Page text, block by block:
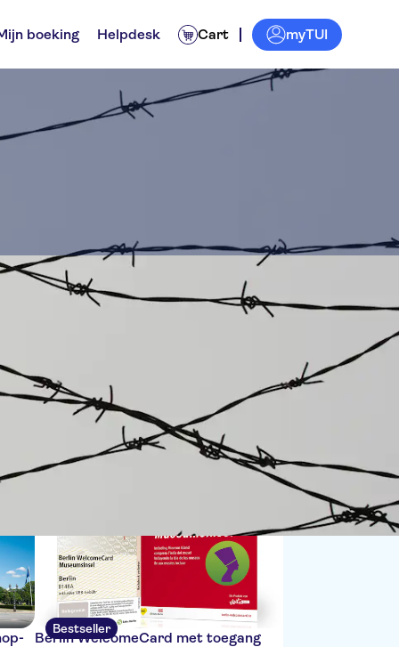
boeking Helpdesk Cart myTUI
Sorteren op:
Bestseller
Berlin WelcomeCard met toegang